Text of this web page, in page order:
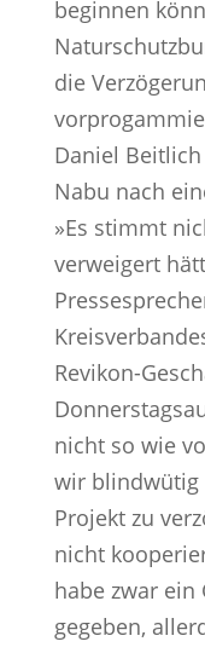
beginnen
die
Daniel
Nabu nach
»Es stimmt
verweigert
Revikon-
nicht so wie
wir blindwütig
Projekt zu
nicht
habe zwar ein
gegeben,